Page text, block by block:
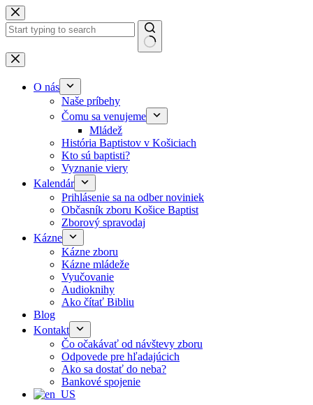
Skip to content
No results
O nás
Naše príbehy
Čomu sa venujeme
Mládež
História Baptistov v Košiciach
Kto sú baptisti?
Vyznanie viery
Kalendár
Prihlásenie sa na odber noviniek
Občasník zboru Košice Baptist
Zborový spravodaj
Kázne
Kázne zboru
Kázne mládeže
Vyučovanie
Audioknihy
Ako čítať Bibliu
Blog
Kontakt
Čo očakávať od návštevy zboru
Odpovede pre hľadajúcich
Ako sa dostať do neba?
Bankové spojenie